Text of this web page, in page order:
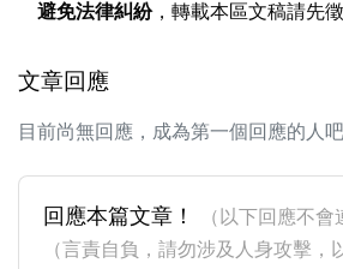
避免法律糾紛，轉載本區文稿請先
文章回應
目前尚無回應，成為第一個回應的人吧
回應本篇文章！
（以下回應不會
（言責自負，請勿涉及人身攻擊，